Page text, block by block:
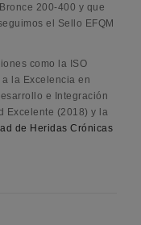
200-400 y que
el Sello EFQM
como la ISO
la Excelencia en
e Integración
Excelente (2018) y la
de Heridas Crónicas